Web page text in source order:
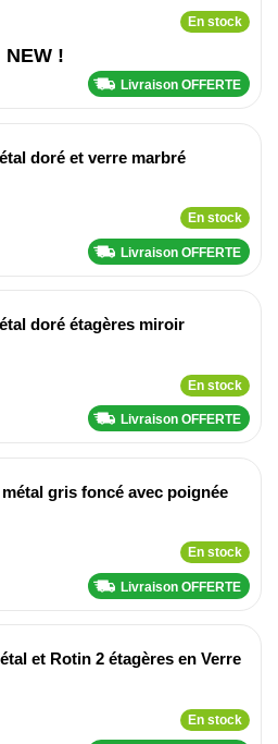
En stock
NEW !
Livraison OFFERTE
doré et verre marbré
En stock
Livraison OFFERTE
doré étagères miroir
En stock
Livraison OFFERTE
gris foncé avec poignée
En stock
Livraison OFFERTE
et Rotin 2 étagères en Verre
En stock